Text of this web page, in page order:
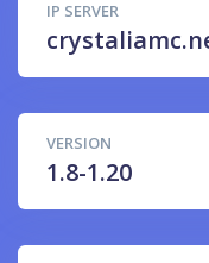
IP SERVER
VERSION
1.8-1.20